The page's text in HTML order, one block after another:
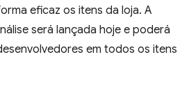
eficaz os itens da loja. A
será lançada hoje e poderá
em todos os itens